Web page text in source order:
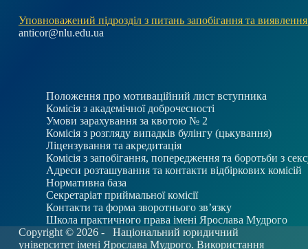
Уповноважений підрозділ з питань запобігання та виявлення
anticor@nlu.edu.ua
Положення про мотиваційний лист вступника
Комісія з академічної доброчесності
Умови зарахування за квотою № 2
Комісія з розгляду випадків булінгу (цькування)
Ліцензування та акредитація
Комісія з запобігання, попередження та боротьби з
Адреси розташування та контакти відбіркових комісій
Нормативна база
Секретаріат приймальної комісії
Контакти та форма зворотнього зв’язку
Школа практичного права імені Ярослава Мудрого
Copyright © 2026 - Національний юридичний
університет імені Ярослава Мудрого. Використання